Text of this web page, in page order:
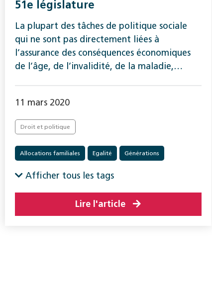
51e législature
La plupart des tâches de politique sociale
qui ne sont pas directement liées à
l’assurance des conséquences économiques
de l’âge, de l’invalidité, de la maladie,…
11 mars 2020
Droit et politique
Allocations familiales Egalité Générations
Afficher tous les tags
Lire l'article